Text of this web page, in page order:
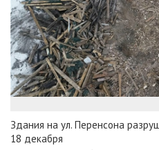
Здания на ул. Перенсона
18 декабря